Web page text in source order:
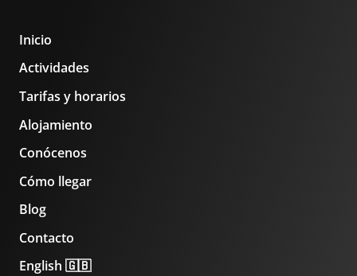
Inicio
Actividades
Tarifas y horarios
Alojamiento
Conócenos
Cómo llegar
Blog
Contacto
English 🇬🇧